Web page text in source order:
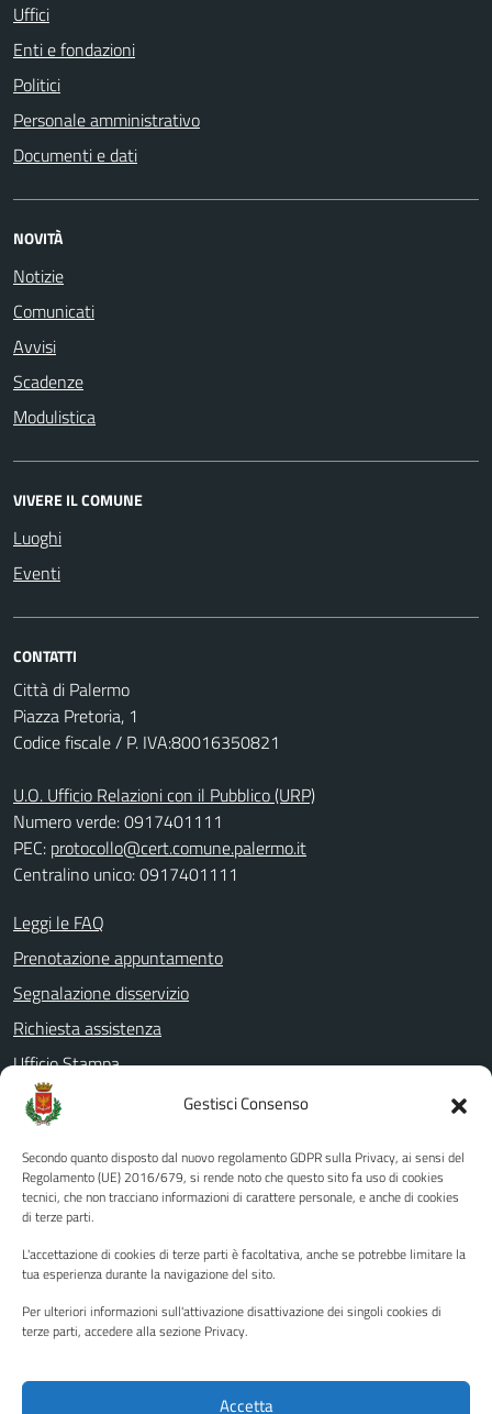
Gestisci Consenso
Secondo quanto disposto dal nuovo regolamento GDPR sulla Privacy, ai sensi del
Regolamento (UE) 2016/679, si rende noto che questo sito fa uso di cookies
tecnici, che non tracciano informazioni di carattere personale, e anche di cookies
di terze parti.
L'accettazione di cookies di terze parti è facoltativa, anche se potrebbe limitare la
tua esperienza durante la navigazione del sito.
Per ulteriori informazioni sull'attivazione disattivazione dei singoli cookies di
terze parti, accedere alla sezione Privacy.
Accetta
Uffici
Enti e fondazioni
Politici
Personale amministrativo
Documenti e dati
NOVITÀ
Notizie
Comunicati
Avvisi
Scadenze
Modulistica
VIVERE IL COMUNE
Luoghi
Eventi
CONTATTI
Città di Palermo
Piazza Pretoria, 1
Codice fiscale / P. IVA:80016350821
U.O. Ufficio Relazioni con il Pubblico (URP)
Numero verde: 0917401111
PEC: protocollo@cert.comune.palermo.it
Centralino unico: 0917401111
Leggi le FAQ
Prenotazione appuntamento
Segnalazione disservizio
Richiesta assistenza
Ufficio Stampa
Amministrazione Trasparente
Albo pretorio
Informativa privacy
Note legali
Piano di miglioramento del sito
Instagram